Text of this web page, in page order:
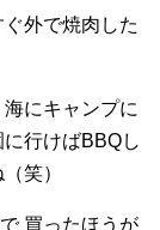
ぐ外で焼肉した
海にキャンプに
行けばBBQし
笑）
買ったほうが